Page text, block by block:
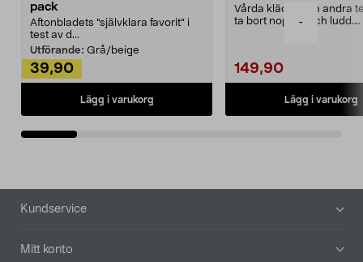
-
pack
Aftonbladets "självklara favorit” i
test av d...
Utförande: Grå/beige
39,90
Lägg i varukorg
Vårda kläder och andra
ta bort noppor och ludd.
149,90
Lägg i varukorg
Sidfot
Kundservice
Mitt konto